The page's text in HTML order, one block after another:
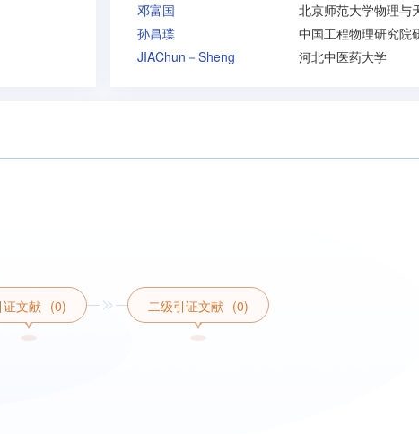
邓富国
孙昌璞
JIAChun－Sheng
河北中医药大学
证文献 (0) 二级引证文献 (0)